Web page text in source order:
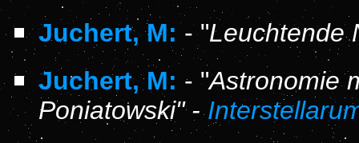
Juchert, M:- "Leuchtende
Juchert, M: - "Astronomie
Poniatowski" -